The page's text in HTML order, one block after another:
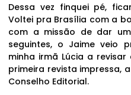
Dessa vez finquei pé,
Voltei pra Brasília com a
com a missão de dar
seguintes, o Jaime veio
minha irmã Lúcia a revisar
primeira revista impressa,
Conselho Editorial.